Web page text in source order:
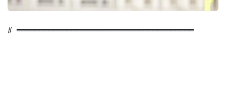
# ═══════════════════════════════════════